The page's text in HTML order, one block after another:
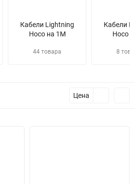
Кабели Lightning
Hoco на 1М
44 товара
Кабели
Hoco
8
Цена